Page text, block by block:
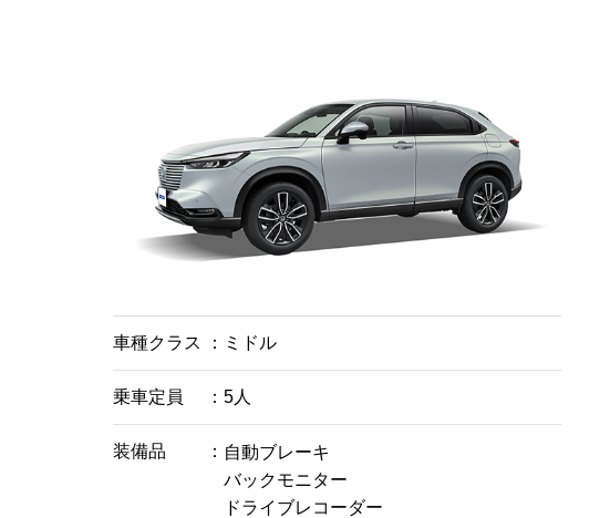
車種クラス ミドル
乗車定員 5人
装備品
自動ブレーキ
バックモニター
ドライブレコーダー